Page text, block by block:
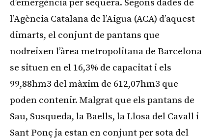
d’emergència per sequera. Segons dades de
l’Agència Catalana de l’Aigua (ACA) d’aquest
dimarts, el conjunt de pantans que
nodreixen l’àrea metropolitana de Barcelona
se situen en el 16,3% de capacitat i els
99,88hm3 del màxim de 612,07hm3 que
poden contenir. Malgrat que els pantans de
Sau, Susqueda, la Baells, la Llosa del Cavall i
Sant Ponç ja estan en conjunt per sota del